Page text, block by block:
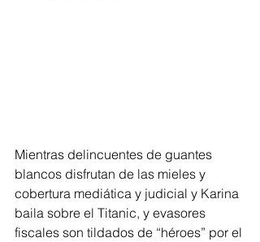
Mientras delincuentes de guantes
blancos disfrutan de las mieles y
cobertura mediática y judicial y Karina
baila sobre el Titanic, y evasores
fiscales son tildados de “héroes” por el